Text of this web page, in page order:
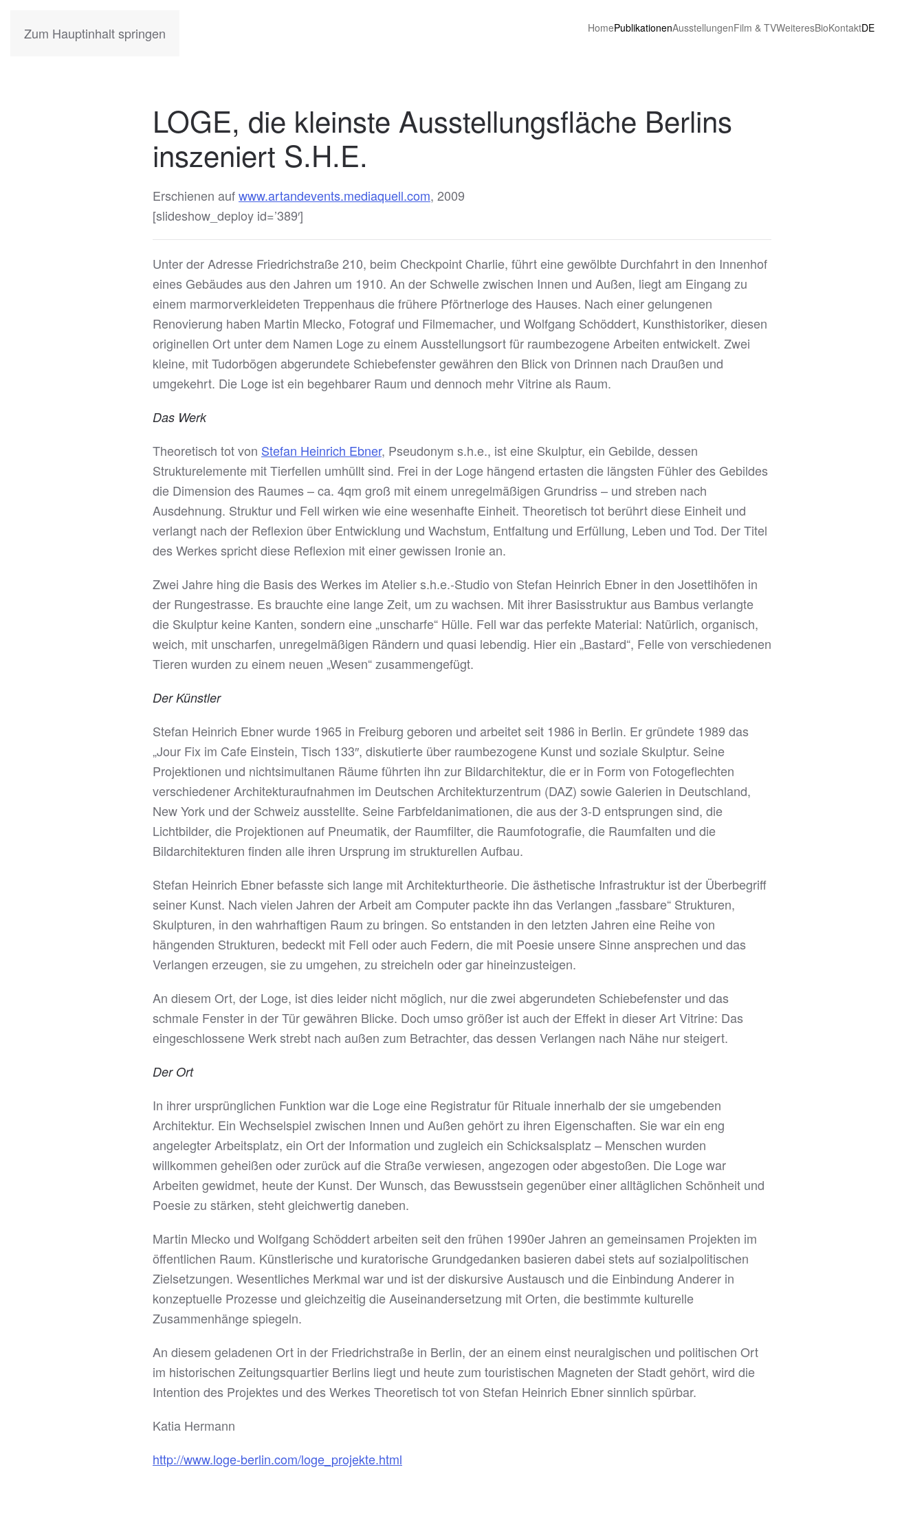
Zum Hauptinhalt springen
KATIAHERMANN HomePublikationenAusstellungenFilm & TVWeiteresBioKontaktDE
LOGE, die kleinste Ausstellungsfläche Berlins
inszeniert S.H.E.
Erschienen aufwww.artandevents.mediaquell.com, 2009
[slideshow_deploy id=’389′]
Unter der Adresse Friedrichstraße 210, beim Checkpoint Charlie, führt eine gewölbte Durchfahrt in den Innenhof
eines Gebäudes aus den Jahren um 1910. An der Schwelle zwischen Innen und Außen, liegt am Eingang zu
einem marmorverkleideten Treppenhaus die frühere Pförtnerloge des Hauses. Nach einer gelungenen
Renovierung haben Martin Mlecko, Fotograf und Filmemacher, und Wolfgang Schöddert, Kunsthistoriker, diesen
originellen Ort unter dem Namen Loge zu einem Ausstellungsort für raumbezogene Arbeiten entwickelt. Zwei
kleine, mit Tudorbögen abgerundete Schiebefenster gewähren den Blick von Drinnen nach Draußen und
umgekehrt. Die Loge ist ein begehbarer Raum und dennoch mehr Vitrine als Raum.
Das Werk
Theoretisch tot von Stefan Heinrich Ebner, Pseudonym s.h.e., ist eine Skulptur, ein Gebilde, dessen
Strukturelemente mit Tierfellen umhüllt sind. Frei in der Loge hängend ertasten die längsten Fühler des Gebildes
die Dimension des Raumes – ca. 4qm groß mit einem unregelmäßigen Grundriss – und streben nach
Ausdehnung. Struktur und Fell wirken wie eine wesenhafte Einheit. Theoretisch tot berührt diese Einheit und
verlangt nach der Reflexion über Entwicklung und Wachstum, Entfaltung und Erfüllung, Leben und Tod. Der Titel
des Werkes spricht diese Reflexion mit einer gewissen Ironie an.
Zwei Jahre hing die Basis des Werkes im Atelier s.h.e.-Studio von Stefan Heinrich Ebner in den Josettihöfen in
der Rungestrasse. Es brauchte eine lange Zeit, um zu wachsen. Mit ihrer Basisstruktur aus Bambus verlangte
die Skulptur keine Kanten, sondern eine „unscharfe“ Hülle. Fell war das perfekte Material: Natürlich, organisch,
weich, mit unscharfen, unregelmäßigen Rändern und quasi lebendig. Hier ein „Bastard“, Felle von verschiedenen
Tieren wurden zu einem neuen „Wesen“ zusammengefügt.
Der Künstler
Stefan Heinrich Ebner wurde 1965 in Freiburg geboren und arbeitet seit 1986 in Berlin. Er gründete 1989 das
„Jour Fix im Cafe Einstein, Tisch 133″, diskutierte über raumbezogene Kunst und soziale Skulptur. Seine
Projektionen und nichtsimultanen Räume führten ihn zur Bildarchitektur, die er in Form von Fotogeflechten
verschiedener Architekturaufnahmen im Deutschen Architekturzentrum (DAZ) sowie Galerien in Deutschland,
New York und der Schweiz ausstellte. Seine Farbfeldanimationen, die aus der 3-D entsprungen sind, die
Lichtbilder, die Projektionen auf Pneumatik, der Raumfilter, die Raumfotografie, die Raumfalten und die
Bildarchitekturen finden alle ihren Ursprung im strukturellen Aufbau.
Stefan Heinrich Ebner befasste sich lange mit Architekturtheorie. Die ästhetische Infrastruktur ist der Überbegriff
seiner Kunst. Nach vielen Jahren der Arbeit am Computer packte ihn das Verlangen „fassbare“ Strukturen,
Skulpturen, in den wahrhaftigen Raum zu bringen. So entstanden in den letzten Jahren eine Reihe von
hängenden Strukturen, bedeckt mit Fell oder auch Federn, die mit Poesie unsere Sinne ansprechen und das
Verlangen erzeugen, sie zu umgehen, zu streicheln oder gar hineinzusteigen.
An diesem Ort, der Loge, ist dies leider nicht möglich, nur die zwei abgerundeten Schiebefenster und das
schmale Fenster in der Tür gewähren Blicke. Doch umso größer ist auch der Effekt in dieser Art Vitrine: Das
eingeschlossene Werk strebt nach außen zum Betrachter, das dessen Verlangen nach Nähe nur steigert.
Der Ort
In ihrer ursprünglichen Funktion war die Loge eine Registratur für Rituale innerhalb der sie umgebenden
Architektur. Ein Wechselspiel zwischen Innen und Außen gehört zu ihren Eigenschaften. Sie war ein eng
angelegter Arbeitsplatz, ein Ort der Information und zugleich ein Schicksalsplatz – Menschen wurden
willkommen geheißen oder zurück auf die Straße verwiesen, angezogen oder abgestoßen. Die Loge war
Arbeiten gewidmet, heute der Kunst. Der Wunsch, das Bewusstsein gegenüber einer alltäglichen Schönheit und
Poesie zu stärken, steht gleichwertig daneben.
Martin Mlecko und Wolfgang Schöddert arbeiten seit den frühen 1990er Jahren an gemeinsamen Projekten im
öffentlichen Raum. Künstlerische und kuratorische Grundgedanken basieren dabei stets auf sozialpolitischen
Zielsetzungen. Wesentliches Merkmal war und ist der diskursive Austausch und die Einbindung Anderer in
konzeptuelle Prozesse und gleichzeitig die Auseinandersetzung mit Orten, die bestimmte kulturelle
Zusammenhänge spiegeln.
An diesem geladenen Ort in der Friedrichstraße in Berlin, der an einem einst neuralgischen und politischen Ort
im historischen Zeitungsquartier Berlins liegt und heute zum touristischen Magneten der Stadt gehört, wird die
Intention des Projektes und des Werkes Theoretisch tot von Stefan Heinrich Ebner sinnlich spürbar.
Katia Hermann
http://www.loge-berlin.com/loge_projekte.html